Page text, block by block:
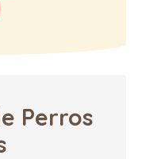
Perros